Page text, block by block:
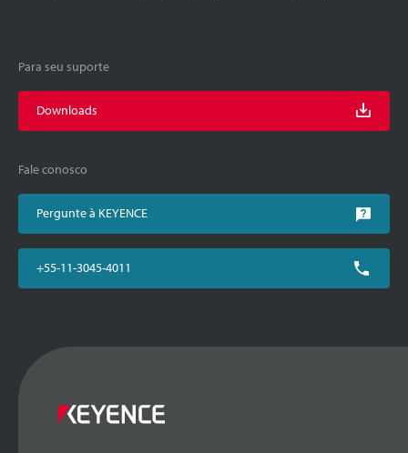
Para seu suporte
Downloads
Fale conosco
Pergunte à KEYENCE
+55-11-3045-4011